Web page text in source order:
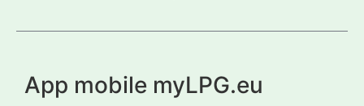
App mobile myLPG.eu